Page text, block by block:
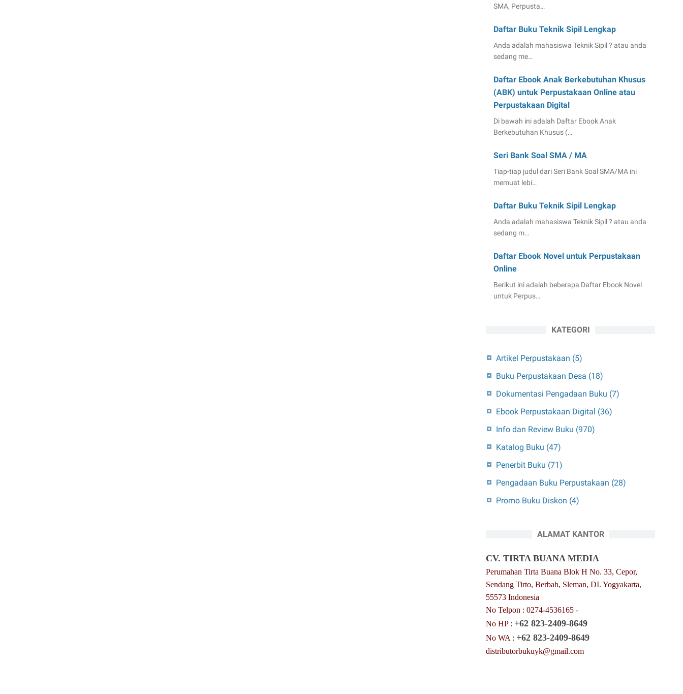
SMA, Perpusta…
Daftar Buku Teknik Sipil Lengkap
Anda adalah mahasiswa Teknik Sipil ? atau anda
sedang me…
Daftar Ebook Anak Berkebutuhan Khusus
(ABK) untuk Perpustakaan Online atau
Perpustakaan Digital
Di bawah ini adalah Daftar Ebook Anak
Berkebutuhan Khusus (…
Seri Bank Soal SMA / MA
Tiap-tiap judul dari Seri Bank Soal SMA/MA ini
memuat lebi…
Daftar Buku Teknik Sipil Lengkap
Anda adalah mahasiswa Teknik Sipil ? atau anda
sedang m…
Daftar Ebook Novel untuk Perpustakaan
Online
Berikut ini adalah beberapa Daftar Ebook Novel
untuk Perpus…
KATEGORI
Artikel Perpustakaan (5)
Buku Perpustakaan Desa (18)
Dokumentasi Pengadaan Buku (7)
Ebook Perpustakaan Digital (36)
Info dan Review Buku (970)
Katalog Buku (47)
Penerbit Buku (71)
Pengadaan Buku Perpustakaan (28)
Promo Buku Diskon (4)
ALAMAT KANTOR
CV. TIRTA BUANA MEDIA
Perumahan Tirta Buana Blok H No. 33, Cepor,
Sendang Tirto, Berbah, Sleman, DI. Yogyakarta,
55573 Indonesia
No Telpon : 0274-4536165 -
No HP : +62 823-2409-8649
No WA : +62 823-2409-8649
distributorbukuyk@gmail.com